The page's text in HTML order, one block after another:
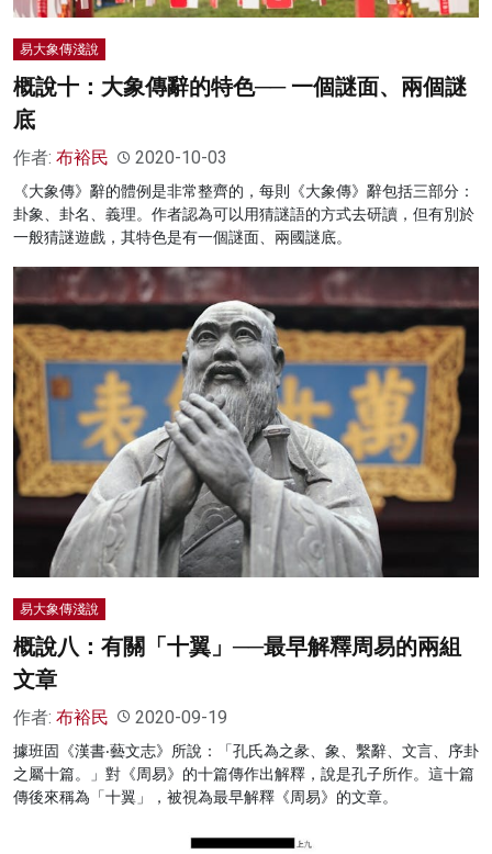
易大象傳淺說
概說十：大象傳辭的特色── 一個謎面、兩個謎
底
作者: 布裕民 2020-10-03
《大象傳》辭的體例是非常整齊的，每則《大象傳》辭包括三部分：
卦象、卦名、義理。作者認為可以用猜謎語的方式去研讀，但有別於
一般猜謎遊戲，其特色是有一個謎面、兩國謎底。
易大象傳淺說
概說八：有關「十翼」──最早解釋周易的兩組
文章
作者: 布裕民 2020-09-19
據班固《漢書‧藝文志》所說：「孔氏為之彖、象、繫辭、文言、序卦
之屬十篇。」對《周易》的十篇傳作出解釋，說是孔子所作。這十篇
傳後來稱為「十翼」，被視為最早解釋《周易》的文章。